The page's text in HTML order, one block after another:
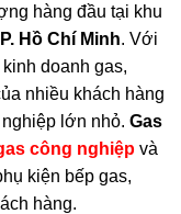
hàng đầu tại khu
Hồ Chí Minh. Với
doanh gas,
nhiều khách hàng
lớn nhỏ. Gas
công nghiệp và
kiện bếp gas,
hàng.